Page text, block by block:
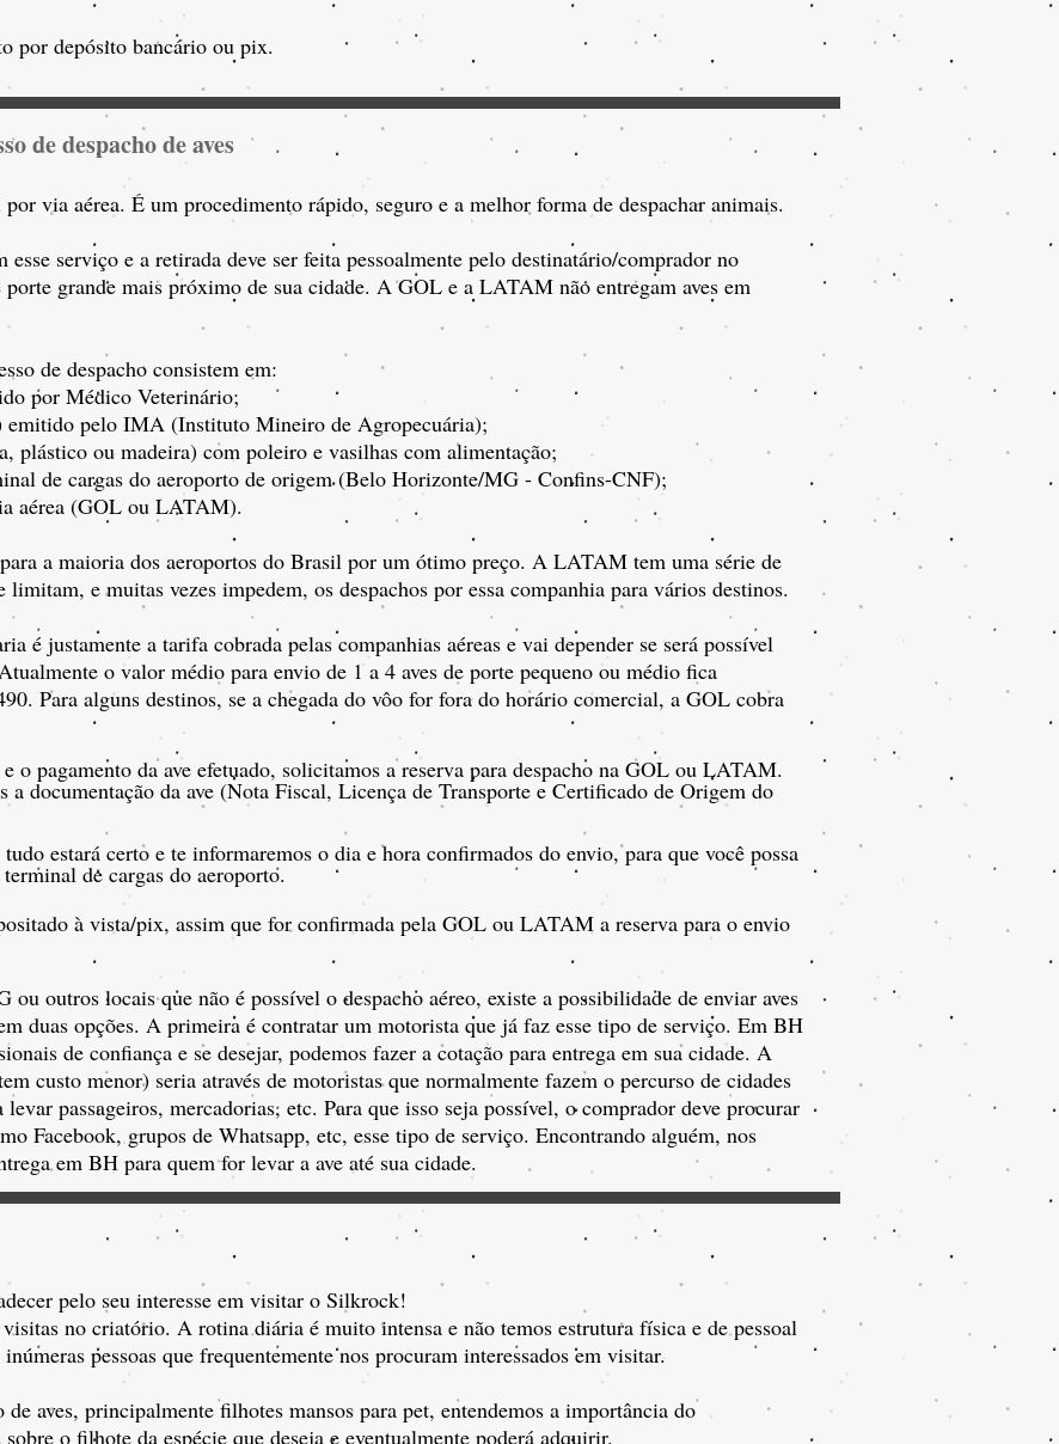
por depósito bancário ou pix.
de despacho de aves
via aérea. É um procedimento rápido, seguro e a melhor forma de despachar animais.
serviço e a retirada deve ser feita pessoalmente pelo destinatário/comprador no
grande mais próximo de sua cidade. A GOL e a LATAM não entregam aves em
de despacho consistem em:
o por Médico Veterinário;
pelo IMA (Instituto Mineiro de Agropecuária);
plástico ou madeira) com poleiro e vasilhas com alimentação;
de cargas do aeroporto de origem (Belo Horizonte/MG - Confins-CNF);
aérea (GOL ou LATAM).
a maioria dos aeroportos do Brasil por um ótimo preço. A LATAM tem uma série de
limitam, e muitas vezes impedem, os despachos por essa companhia para vários destinos.
é justamente a tarifa cobrada pelas companhias aéreas e vai depender se será possível
o valor médio para envio de 1 a 4 aves de porte pequeno ou médio fica
Para alguns destinos, se a chegada do vôo for fora do horário comercial, a GOL cobra
o pagamento da ave efetuado, solicitamos a reserva para despacho na GOL ou LATAM.
a documentação da ave (Nota Fiscal, Licença de Transporte e Certificado de Origem do
estará certo e te informaremos o dia e hora confirmados do envio, para que você possa
de cargas do aeroporto.
à vista/pix, assim que for confirmada pela GOL ou LATAM a reserva para o envio
outros locais que não é possível o despacho aéreo, existe a possibilidade de enviar aves
duas opções. A primeira é contratar um motorista que já faz esse tipo de serviço. Em BH
de confiança e se desejar, podemos fazer a cotação para entrega em sua cidade. A
custo menor) seria através de motoristas que normalmente fazem o percurso de cidades
passageiros, mercadorias, etc. Para que isso seja possível, o comprador deve procurar
Facebook, grupos de Whatsapp, etc, esse tipo de serviço. Encontrando alguém, nos
em BH para quem for levar a ave até sua cidade.
pelo seu interesse em visitar o Silkrock!
no criatório. A rotina diária é muito intensa e não temos estrutura física e de pessoal
pessoas que frequentemente nos procuram interessados em visitar.
aves, principalmente filhotes mansos para pet, entendemos a importância do
o filhote da espécie que deseja e eventualmente poderá adquirir.